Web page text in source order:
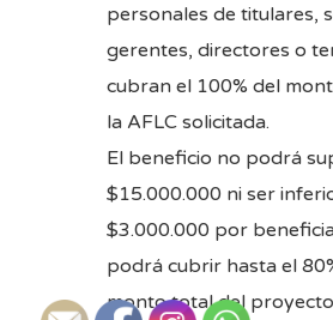
personales de titulares,
gerentes, directores o
cubran el 100% del
la AFLC solicitada.
El beneficio no podrá
$15.000.000 ni ser
$3.000.000 por
podrá cubrir hasta el
monto total del